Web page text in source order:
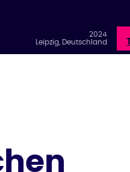
2024
Leipzig, Deutschland